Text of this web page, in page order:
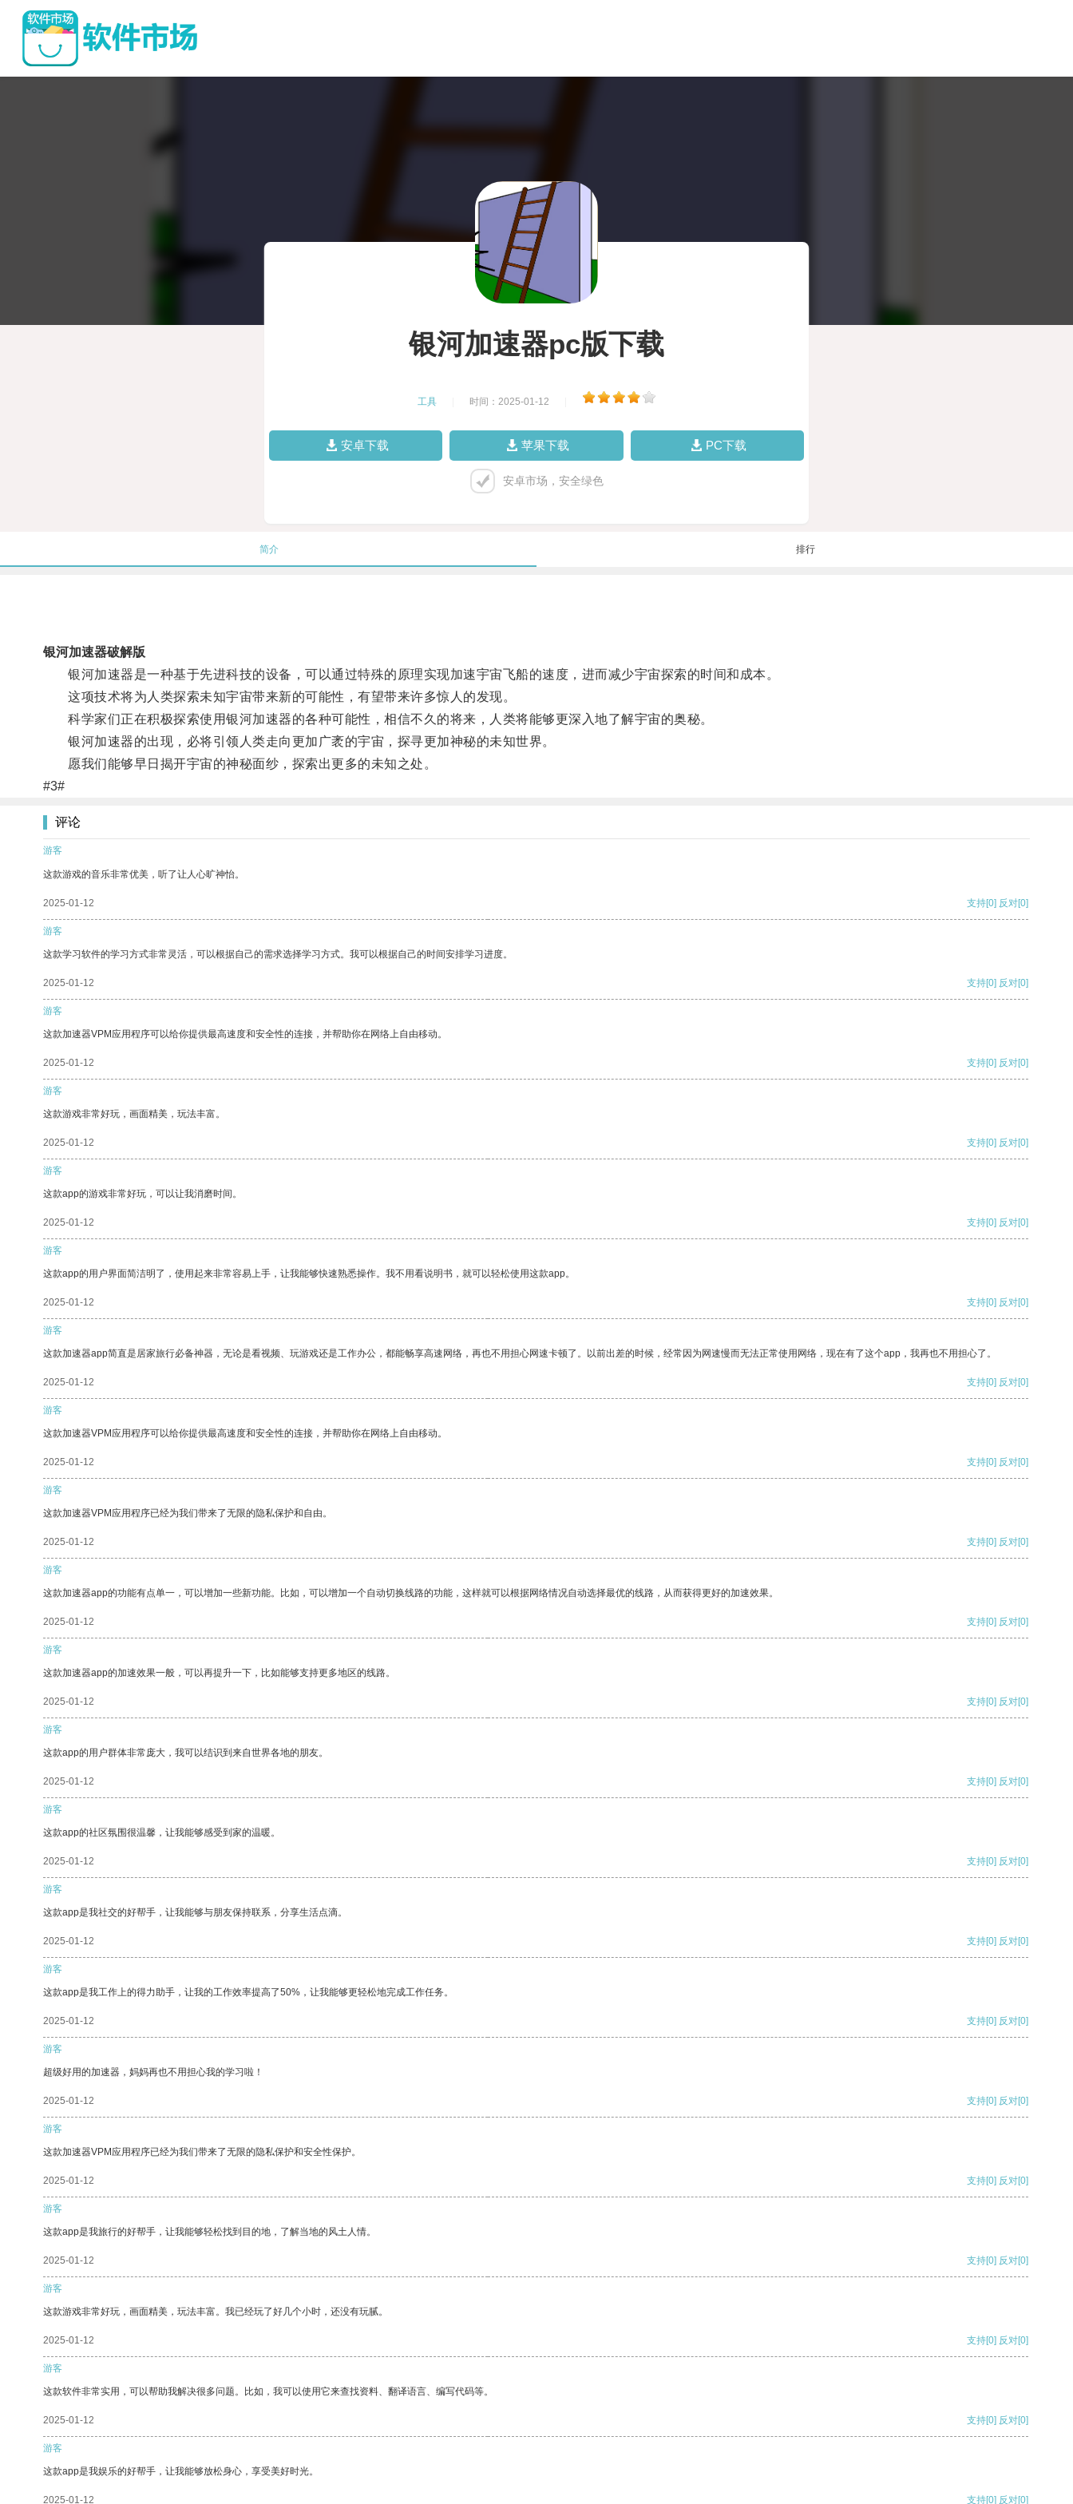
银河加速器pc版下载
工具 时间：2025-01-12
安卓下载 苹果下载 PC下载
安卓市场，安全绿色
简介 排行
银河加速器破解版
银河加速器是一种基于先进科技的设备，可以通过特殊的原理实现加速宇宙飞船的速度，进而减少宇宙探索的时间和成本。
这项技术将为人类探索未知宇宙带来新的可能性，有望带来许多惊人的发现。
科学家们正在积极探索使用银河加速器的各种可能性，相信不久的将来，人类将能够更深入地了解宇宙的奥秘。
银河加速器的出现，必将引领人类走向更加广袤的宇宙，探寻更加神秘的未知世界。
愿我们能够早日揭开宇宙的神秘面纱，探索出更多的未知之处。
#3#
评论
游客
这款游戏的音乐非常优美，听了让人心旷神怡。
2025-01-12 支持[0] 反对[0]
游客
这款学习软件的学习方式非常灵活，可以根据自己的需求选择学习方式。我可以根据自己的时间安排学习进度。
2025-01-12 支持[0] 反对[0]
游客
这款加速器VPM应用程序可以给你提供最高速度和安全性的连接，并帮助你在网络上自由移动。
2025-01-12 支持[0] 反对[0]
游客
这款游戏非常好玩，画面精美，玩法丰富。
2025-01-12 支持[0] 反对[0]
游客
这款app的游戏非常好玩，可以让我消磨时间。
2025-01-12 支持[0] 反对[0]
游客
这款app的用户界面简洁明了，使用起来非常容易上手，让我能够快速熟悉操作。我不用看说明书，就可以轻松使用这款app。
2025-01-12 支持[0] 反对[0]
游客
这款加速器app简直是居家旅行必备神器，无论是看视频、玩游戏还是工作办公，都能畅享高速网络，再也不用担心网速卡顿了。以前出差的时候，经常因为网速慢而无法正常使用网络，现在有了这个app，我再也不用担心了。
2025-01-12 支持[0] 反对[0]
游客
这款加速器VPM应用程序可以给你提供最高速度和安全性的连接，并帮助你在网络上自由移动。
2025-01-12 支持[0] 反对[0]
游客
这款加速器VPM应用程序已经为我们带来了无限的隐私保护和自由。
2025-01-12 支持[0] 反对[0]
游客
这款加速器app的功能有点单一，可以增加一些新功能。比如，可以增加一个自动切换线路的功能，这样就可以根据网络情况自动选择最优的线路，从而获得更好的加速效果。
2025-01-12 支持[0] 反对[0]
游客
这款加速器app的加速效果一般，可以再提升一下，比如能够支持更多地区的线路。
2025-01-12 支持[0] 反对[0]
游客
这款app的用户群体非常庞大，我可以结识到来自世界各地的朋友。
2025-01-12 支持[0] 反对[0]
游客
这款app的社区氛围很温馨，让我能够感受到家的温暖。
2025-01-12 支持[0] 反对[0]
游客
这款app是我社交的好帮手，让我能够与朋友保持联系，分享生活点滴。
2025-01-12 支持[0] 反对[0]
游客
这款app是我工作上的得力助手，让我的工作效率提高了50%，让我能够更轻松地完成工作任务。
2025-01-12 支持[0] 反对[0]
游客
超级好用的加速器，妈妈再也不用担心我的学习啦！
2025-01-12 支持[0] 反对[0]
游客
这款加速器VPM应用程序已经为我们带来了无限的隐私保护和安全性保护。
2025-01-12 支持[0] 反对[0]
游客
这款app是我旅行的好帮手，让我能够轻松找到目的地，了解当地的风土人情。
2025-01-12 支持[0] 反对[0]
游客
这款游戏非常好玩，画面精美，玩法丰富。我已经玩了好几个小时，还没有玩腻。
2025-01-12 支持[0] 反对[0]
游客
这款软件非常实用，可以帮助我解决很多问题。比如，我可以使用它来查找资料、翻译语言、编写代码等。
2025-01-12 支持[0] 反对[0]
游客
这款app是我娱乐的好帮手，让我能够放松身心，享受美好时光。
2025-01-12 支持[0] 反对[0]